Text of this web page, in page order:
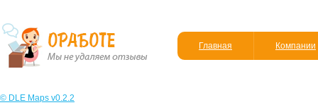
Главная Компании
© DLE Maps v0.2.2